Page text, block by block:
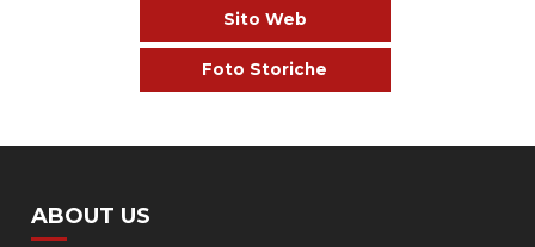
Sito Web
Foto Storiche
ABOUT US